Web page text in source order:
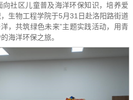
向社区儿童普及海洋环保知识，培养爱
生物工程学院于5月31日赴洛阳路街道
，共筑绿色未来”主题实践活动，用青
海洋环保之旅。